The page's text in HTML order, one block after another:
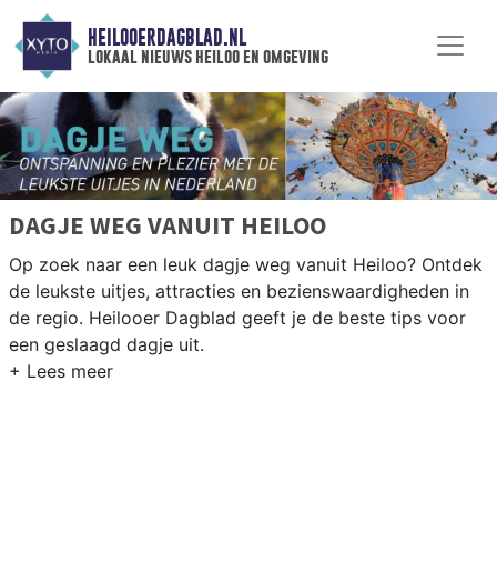
HEILOOERDAGBLAD.NL
lokaal nieuws heiloo en omgeving
DAGJE WEG VANUIT HEILOO
Op zoek naar een leuk dagje weg vanuit Heiloo? Ontdek
de leukste uitjes, attracties en bezienswaardigheden in
de regio. Heilooer Dagblad geeft je de beste tips voor
een geslaagd dagje uit.